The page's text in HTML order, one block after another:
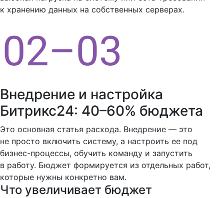
к хранению данных на собственных серверах.
Внедрение и настройка
Битрикс24: 40–60% бюджета
Это основная статья расхода. Внедрение — это
не просто включить систему, а настроить ее под
бизнес-процессы, обучить команду и запустить
в работу. Бюджет формируется из отдельных работ,
которые нужны конкретно вам.
Что увеличивает бюджет